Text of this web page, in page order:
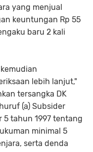
yang menjual
keuntungan Rp 55
baru 2 kali
lebih lanjut,"
tersangka DK
(a) Subsider
5 tahun 1997 tentang
minimal 5
serta denda